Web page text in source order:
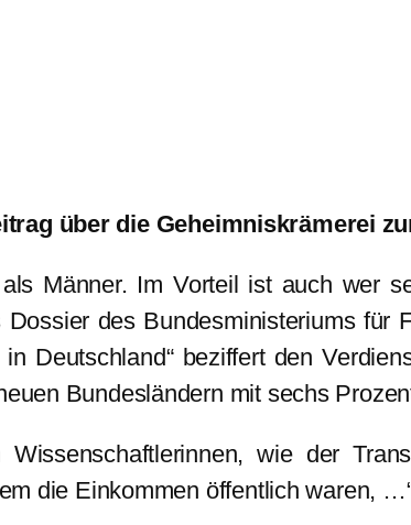
über die Geheimniskrämerei
Männer. Im Vorteil ist auch wer
des Bundesministeriums für
Deutschland“ beziffert den
Bundesländern mit sechs
wie der
die Einkommen öffentlich waren,